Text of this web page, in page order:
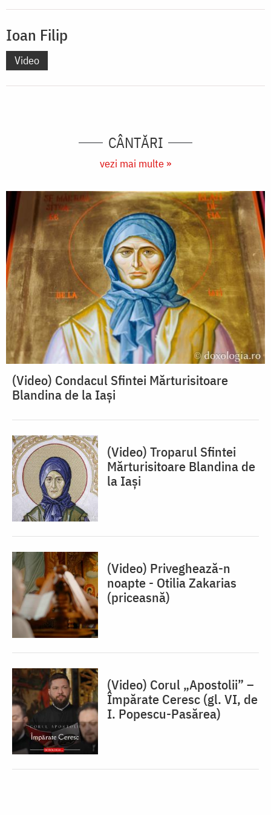
Ioan Filip
Video
CÂNTĂRI
vezi mai multe »
(Video) Condacul Sfintei Mărturisitoare
Blandina de la Iași
(Video) Troparul Sfintei
Mărturisitoare Blandina de
la Iași
(Video) Priveghează-n
noapte - Otilia Zakarias
(priceasnă)
(Video) Corul „Apostolii” –
⁠Împărate Ceresc (gl. VI, de
I. Popescu-Pasărea)